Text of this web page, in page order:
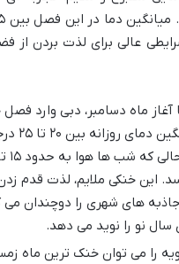
عالی برای لذت بردن از
آغاز ماه دسامبر، دبی وارد
شود.
این خنکی ملایم، لذت قدم
جاذبه های شهری را دوچندان
نو را نوید می دهد.
را می توان خنک ترین ماه